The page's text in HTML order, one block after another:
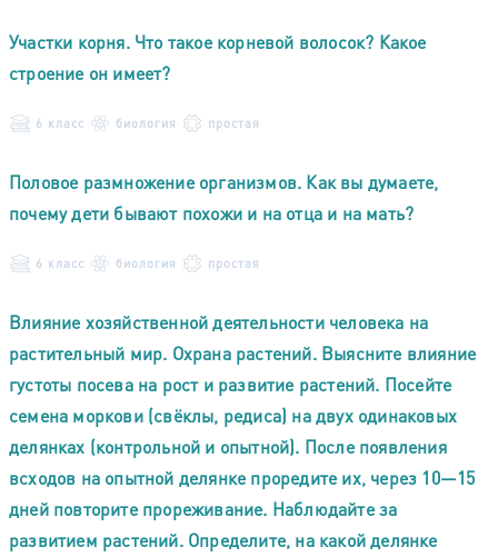
Участки корня. Что такое корневой волосок? Какое
строение он имеет?
6 класс биология простая
Половое размножение организмов. Как вы думаете,
почему дети бывают похожи и на отца и на мать?
6 класс биология простая
Влияние хозяйственной деятельности человека на
растительный мир. Охрана растений. Выясните влияние
густоты посева на рост и развитие растений. Посейте
семена моркови (свёклы, редиса) на двух одинаковых
делянках (контрольной и опытной). После появления
всходов на опытной делянке проредите их, через 10—15
дней повторите прореживание. Наблюдайте за
развитием растений. Определите, на какой делянке